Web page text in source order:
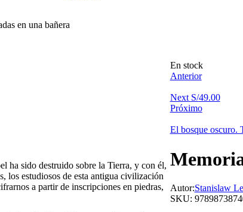
en una bañera
En stock
Anterior
Next S/49.00
Próximo
El bosque oscuro.
Autor:Stanislaw
SKU:
ha sido destruido sobre la Tierra, y con él,
los estudiosos de esta antigua civilización
a partir de inscripciones en piedras,